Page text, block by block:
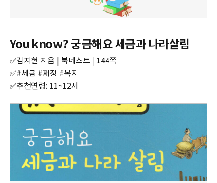
You know? 궁금해요 세금과 나라살림
✅김지현 지음 | 북네스트 | 144쪽
✅#세금 #재정 #복지
✅추천연령: 11~12세